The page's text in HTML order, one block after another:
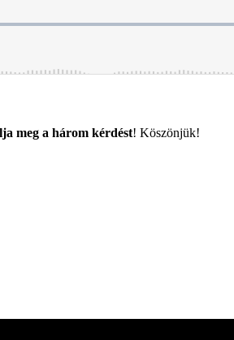
meg a három kérdést! Köszönjük!